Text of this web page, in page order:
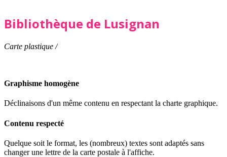
Bibliothèque de Lusignan
Carte plastique /
Graphisme homogène
Déclinaisons d'un même contenu en respectant la charte graphique.
Contenu respecté
Quelque soit le format, les (nombreux) textes sont adaptés sans
changer une lettre de la carte postale à l'affiche.